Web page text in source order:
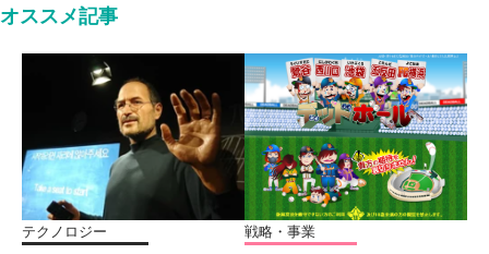
オススメ記事
テクノロジー 戦略・事業